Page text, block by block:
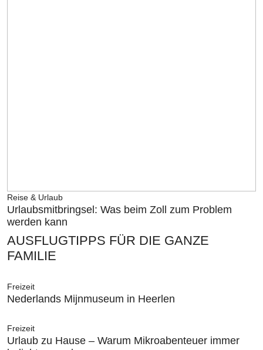
Reise & Urlaub
Urlaubsmitbringsel: Was beim Zoll zum Problem
werden kann
AUSFLUGTIPPS FÜR DIE GANZE
FAMILIE
Freizeit
Nederlands Mijnmuseum in Heerlen
Freizeit
Urlaub zu Hause – Warum Mikroabenteuer immer